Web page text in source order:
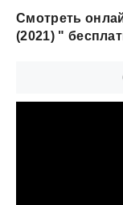
Смотреть
(2021) "